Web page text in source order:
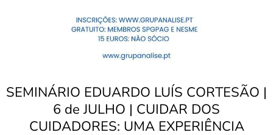
SEMINÁRIO EDUARDO LUÍS CORTESÃO |
6 de JULHO | CUIDAR DOS
CUIDADORES: UMA EXPERIÊNCIA